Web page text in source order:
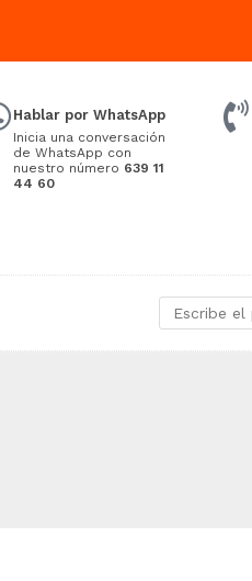
Hablar por WhatsApp
Inicia una conversación
de WhatsApp con
nuestro número 639 11
44 60